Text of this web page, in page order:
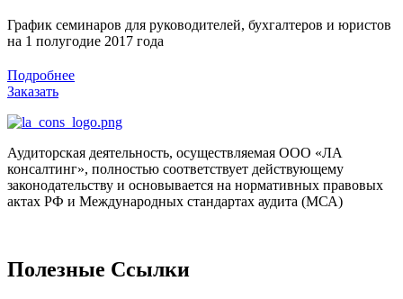
График семинаров для руководителей, бухгалтеров и юристов
на 1 полугодие 2017 года
Подробнее
Заказать
Аудиторская деятельность, осуществляемая ООО «ЛА
консалтинг», полностью соответствует действующему
законодательству и основывается на нормативных правовых
актах РФ и Международных стандартах аудита (МСА)
Полезные Ссылки